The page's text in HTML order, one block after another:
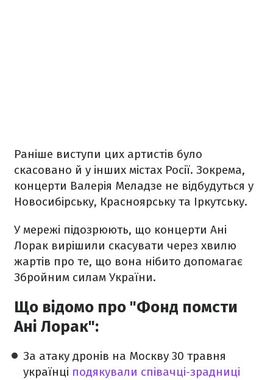
Раніше виступи цих артистів було
скасовано й у інших містах Росії. Зокрема,
концерти Валерія Меладзе не відбудуться у
Новосибірську, Красноярську та Іркутську.
У мережі підозрюють, що концерти Ані
Лорак вирішили скасувати через хвилю
жартів про те, що вона нібито допомагає
Збройним силам України.
Що відомо про "Фонд помсти
Ані Лорак":
За атаку дронів на Москву 30 травня
українці подякували співачці-зрадниці